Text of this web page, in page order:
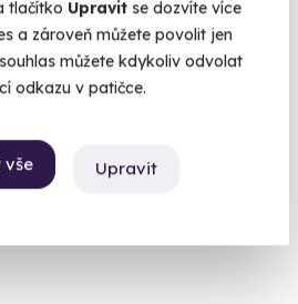
tlačítko Upravit se dozvíte více
a zároveň můžete povolit jen
můžete kdykoliv odvolat
odkazu v patičce.
vše Upravit
nad Sázavou)